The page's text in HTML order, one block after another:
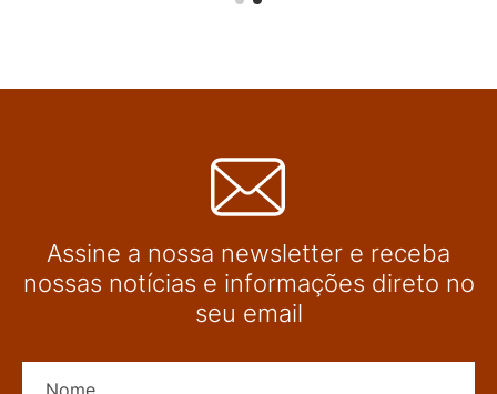
Assine a nossa newsletter e receba
nossas notícias e informações direto no
seu email